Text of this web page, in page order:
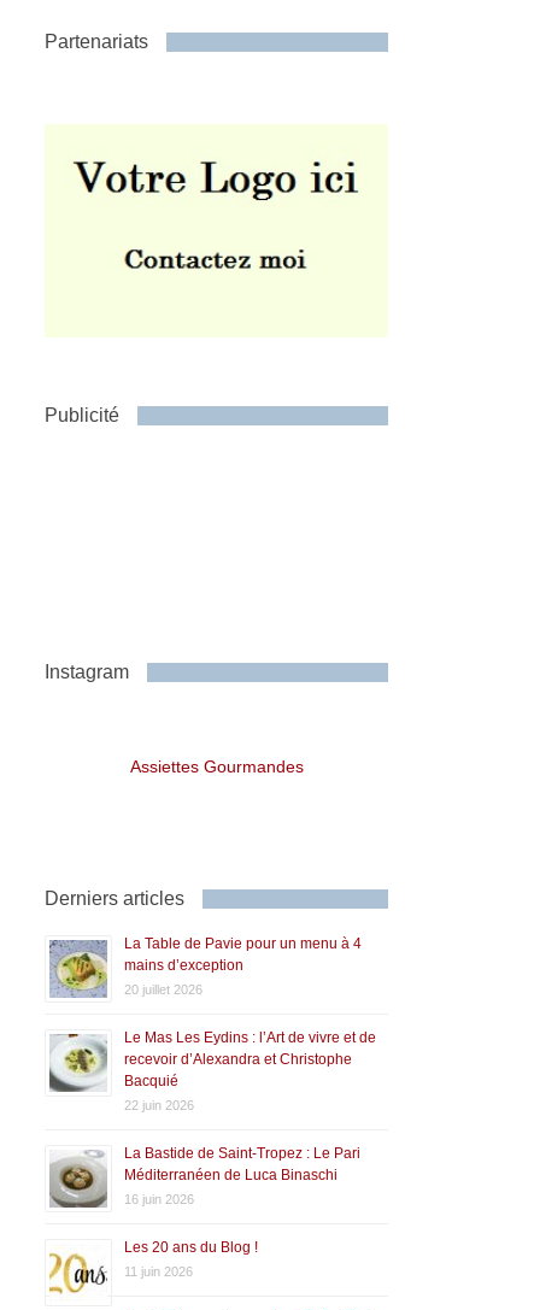
Partenariats
Publicité
Instagram
Assiettes Gourmandes
Derniers articles
La Table de Pavie pour un menu à 4
mains d’exception
20 juillet 2026
Le Mas Les Eydins : l’Art de vivre et de
recevoir d’Alexandra et Christophe
Bacquié
22 juin 2026
La Bastide de Saint-Tropez : Le Pari
Méditerranéen de Luca Binaschi
16 juin 2026
Les 20 ans du Blog !
11 juin 2026